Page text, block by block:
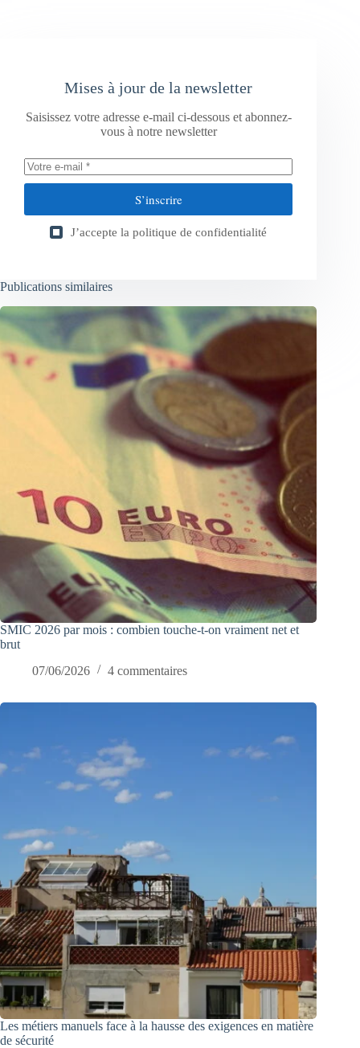
Mises à jour de la newsletter
Saisissez votre adresse e-mail ci-dessous et abonnez-
vous à notre newsletter
S’inscrire
J’accepte la politique de confidentialité
Publications similaires
SMIC 2026 par mois : combien touche-t-on vraiment net et
brut
07/06/2026
4 commentaires
Les métiers manuels face à la hausse des exigences en matière
de sécurité